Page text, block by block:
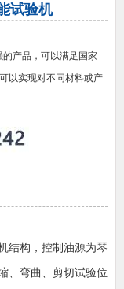
试验机
的产品，可以满足国家
以实现对不同材料或产
结构，控制油源为琴
、弯曲、剪切试验位